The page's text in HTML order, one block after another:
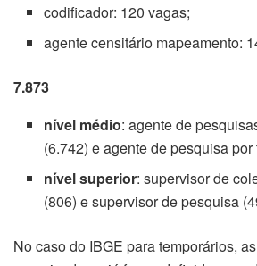
codificador: 120 vagas;
agente censitário mapeamento:
7.873
nível médio: agente de
(6.742) e agente de pesquisa
nível superior: supervisor de
(806) e supervisor de pesquisa
No caso do IBGE para temporários,